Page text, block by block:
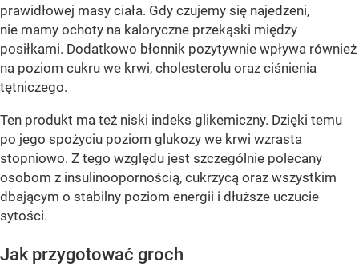
prawidłowej masy ciała. Gdy czujemy się najedzeni,
nie mamy ochoty na kaloryczne przekąski między
posiłkami. Dodatkowo błonnik pozytywnie wpływa również
na poziom cukru we krwi, cholesterolu oraz ciśnienia
tętniczego.
Ten produkt ma też niski indeks glikemiczny. Dzięki temu
po jego spożyciu poziom glukozy we krwi wzrasta
stopniowo. Z tego względu jest szczególnie polecany
osobom z insulinoopornością, cukrzycą oraz wszystkim
dbającym o stabilny poziom energii i dłuższe uczucie
sytości.
Jak przygotować groch